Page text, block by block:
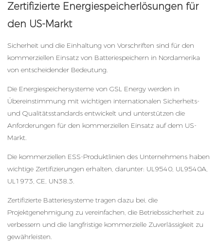
Zertifizierte Energiespeicherlösungen für
den US-Markt
Sicherheit und die Einhaltung von Vorschriften sind für den
kommerziellen Einsatz von Batteriespeichern in Nordamerika
von entscheidender Bedeutung.
Die Energiespeichersysteme von GSL Energy werden in
Übereinstimmung mit wichtigen internationalen Sicherheits-
und Qualitätsstandards entwickelt und unterstützen die
Anforderungen für den kommerziellen Einsatz auf dem US-
Markt.
Die kommerziellen ESS-Produktlinien des Unternehmens haben
wichtige Zertifizierungen erhalten, darunter: UL9540, UL9540A,
UL1973, CE, UN38.3.
Zertifizierte Batteriesysteme tragen dazu bei, die
Projektgenehmigung zu vereinfachen, die Betriebssicherheit zu
verbessern und die langfristige kommerzielle Zuverlässigkeit zu
gewährleisten.